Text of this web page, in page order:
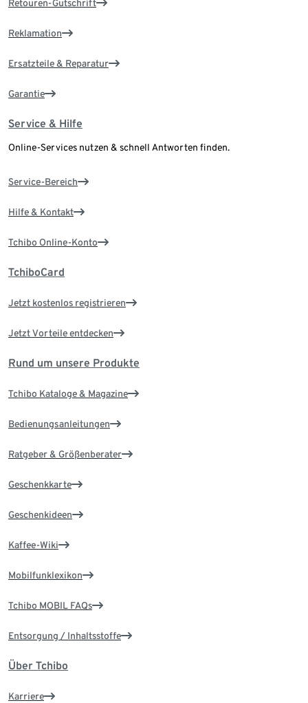
Retouren-Gutschrift
Reklamation
Ersatzteile & Reparatur
Garantie
Service & Hilfe
Online-Services nutzen & schnell Antworten finden.
Service-Bereich
Hilfe & Kontakt
Tchibo Online-Konto
TchiboCard
Jetzt kostenlos registrieren
Jetzt Vorteile entdecken
Rund um unsere Produkte
Tchibo Kataloge & Magazine
Bedienungsanleitungen
Ratgeber & Größenberater
Geschenkkarte
Geschenkideen
Kaffee-Wiki
Mobilfunklexikon
Tchibo MOBIL FAQs
Entsorgung / Inhaltsstoffe
Über Tchibo
Karriere